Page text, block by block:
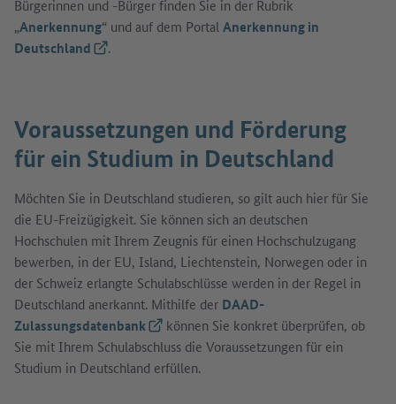
Bürgerinnen und -Bürger finden Sie in der Rubrik
„Anerkennung“ und auf dem Portal Anerkennung in
Deutschland(Externer Link)
.
Voraussetzungen und Förderung
für ein Studium in Deutschland
Möchten Sie in Deutschland studieren, so gilt auch hier für Sie
die EU-Freizügigkeit. Sie können sich an deutschen
Hochschulen mit Ihrem Zeugnis für einen Hochschulzugang
bewerben, in der EU, Island, Liechtenstein, Norwegen oder in
der Schweiz erlangte Schulabschlüsse werden in der Regel in
Deutschland anerkannt. Mithilfe der DAAD-
Zulassungsdatenbank(Externer Link)
können Sie konkret überprüfen, ob
Sie mit Ihrem Schulabschluss die Voraussetzungen für ein
Studium in Deutschland erfüllen.